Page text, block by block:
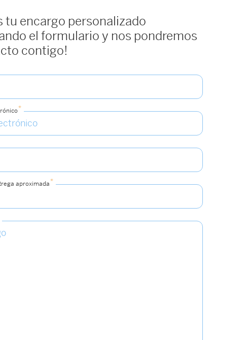
360€
tu encargo personalizado
el formulario y nos pondremos
contigo!
*
aproximada*